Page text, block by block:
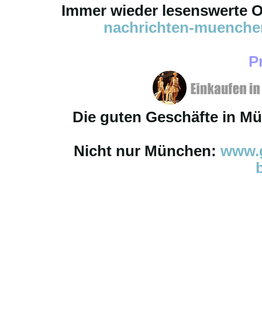
Immer wieder lesenswerte
nachrichten-
Die guten Geschäfte in
Nicht nur München: